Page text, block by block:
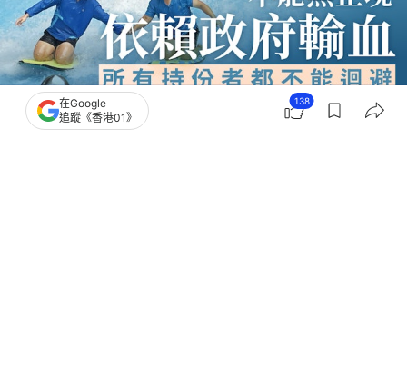
撰文：01主筆室
在Google
追蹤《香港01》
138